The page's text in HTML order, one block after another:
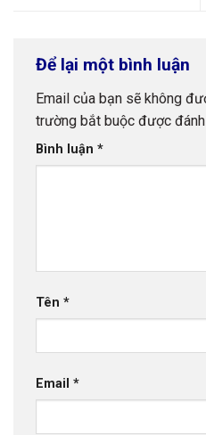
Để lại một bình luận
Email của bạn sẽ không
trường bắt buộc được
Bình luận *
Tên *
Email *